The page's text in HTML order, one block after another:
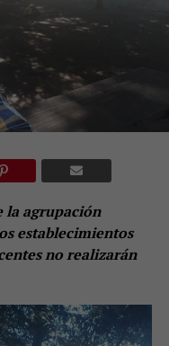
la agrupación
establecimientos
no realizarán